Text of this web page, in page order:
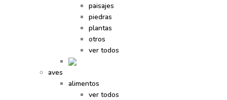
paisajes
piedras
plantas
otros
ver todos
aves
alimentos
ver todos